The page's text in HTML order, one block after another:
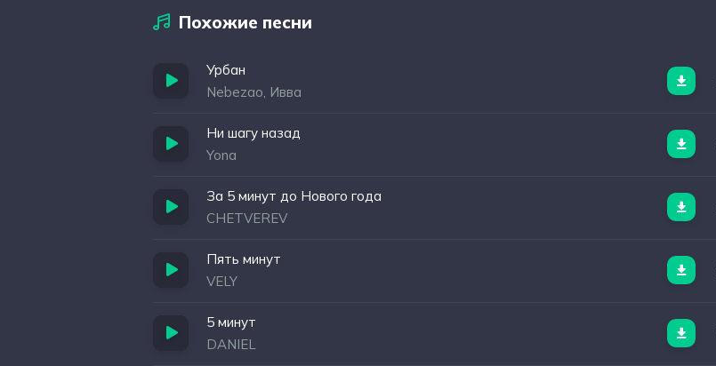
Похожие песни
Урбан
Nebezao, Ивва
Ни шагу назад
Yona
За 5 минут до Нового года
CHETVEREV
Пять минут
VELY
5 минут
DANIEL